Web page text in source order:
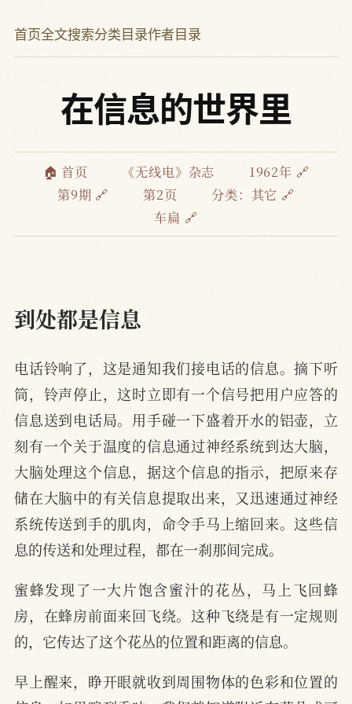
首页全文搜索分类目录作者目录
在信息的世界里
🏠 首页 《无线电》杂志
1962年 🔗
第9期 🔗
第2页 分类： 其它 🔗
车扁 🔗
到处都是信息
电话铃响了，这是通知我们接电话的信息。摘下听
筒，铃声停止，这时立即有一个信号把用户应答的
信息送到电话局。用手碰一下盛着开水的铝壶，立
刻有一个关于温度的信息通过神经系统到达大脑，
大脑处理这个信息，据这个信息的指示，把原来存
储在大脑中的有关信息提取出来，又迅速通过神经
系统传送到手的肌肉，命令手马上缩回来。这些信
息的传送和处理过程，都在一刹那间完成。
蜜蜂发现了一大片饱含蜜汁的花丛，马上飞回蜂
房，在蜂房前面来回飞绕。这种飞绕是有一定规则
的，它传达了这个花丛的位置和距离的信息。
早上醒来，睁开眼就收到周围物体的色彩和位置的